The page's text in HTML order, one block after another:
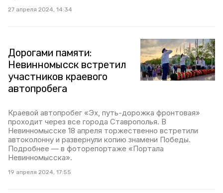
27 апреля 2024, 14:34
Дорогами памяти:
Невинномысск встретил
участников краевого
автопробега
Краевой автопробег «Эх, путь-дорожка фронтовая»
проходит через все города Ставрополья. В
Невинномысске 18 апреля торжественно встретили
автоколонну и развернули копию знамени Победы.
Подробнее — в фоторепортаже «Портала
Невинномысска».
19 апреля 2024, 17:55